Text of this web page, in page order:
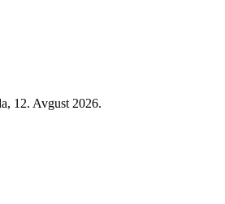
12. Avgust 2026.